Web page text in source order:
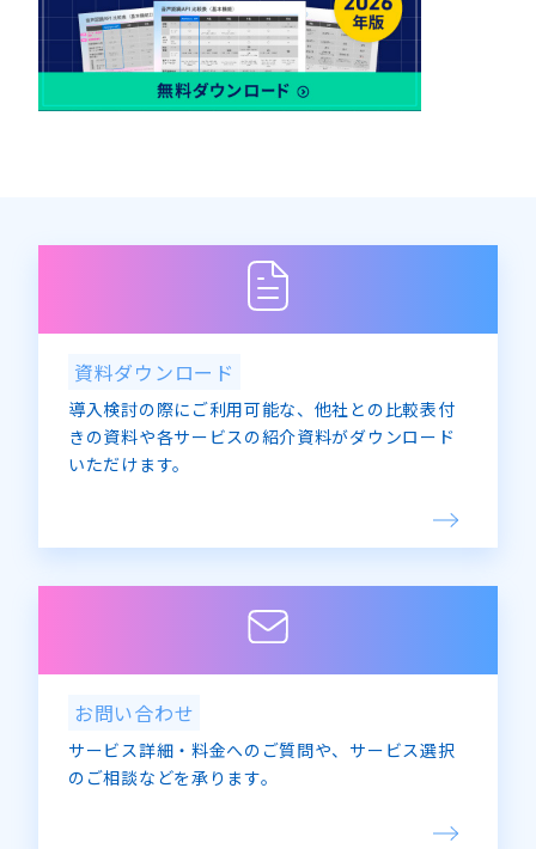
9月(1)
10月(1)
11月(1)
8月(2)
9月 (1)
10月(2)
11月(2)
9月(2)
10月(3)
12月(3)
資料ダウンロード
導入検討の際にご利用可能な、他社との比較表付
きの資料や各サービスの紹介資料がダウンロード
いただけます。
お問い合わせ
サービス詳細・料金へのご質問や、サービス選択
のご相談などを承ります。